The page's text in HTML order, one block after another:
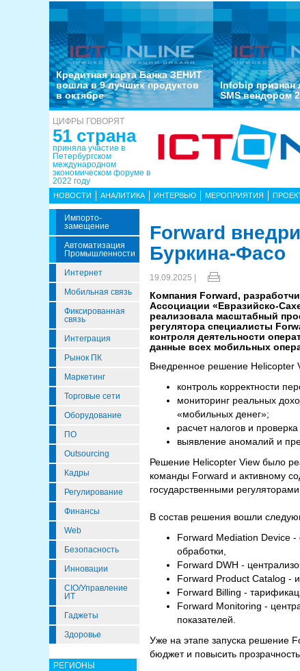
Кредитная карта Банка ЗЕНИТ
вошла в 9 лучших продуктов
в октябре
Infobip признан
SMS вендором
ЦИФРЫ ГОВОРЯТ
51 страна
приняла участие в
Петербургском
международном
экономическом форуме в
2022 году
НОВОСТИ АНАЛИТИКА ИНТЕРВЬЮ МЕРОПРИЯТИЯ
Импорто­
Замещение
Автоматизация
Промышленности
Интернет
Мобильная связь
Фиксированная
связь
Интеграция
Рынок ПК
Маркетинг
Торговые сети
Оборудование
ПО
Outsourcing
Кадры
Регулирование
Финансы
Web
Безопасность
Инновации
CIO/Управление
ИТ
Гаджеты
Здоровье
РЕГИОНЫ
Forward
Буркина-Фасо
19.09.2025 |
Компания Forward,
Ассоциации «Евразийско-
реализовала масштабный
регулятора специалисты
контроля деятельности
данные всех мобильных
Внедренное решение Helicopter
контроль корректности
мониторинг реальных
«мобильных денег»;
расчет налогов и
выявление аномалий и
Решение Helicopter View было
команды Forward и активному
государственными
В состав решения вошли
Forward Mediation Device -
обработки,
Forward DWH -
Forward Product Catalog -
Forward Billing -
Forward Monitoring -
показателей.
Уже на этапе запуска решение
бюджет и повысить